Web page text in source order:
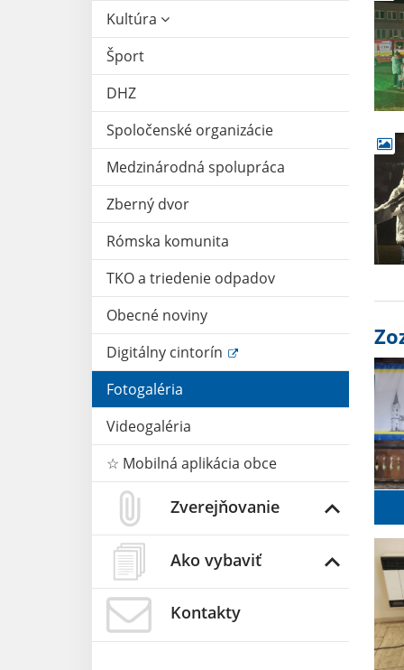
Kultúra
Šport
DHZ
Spoločenské organizácie
Medzinárodná spolupráca
Zberný dvor
Rómska komunita
TKO a triedenie odpadov
Obecné noviny
Digitálny cintorín
Fotogaléria
Videogaléria
☆ Mobilná aplikácia obce
Zverejňovanie
Ako vybaviť
Kontakty